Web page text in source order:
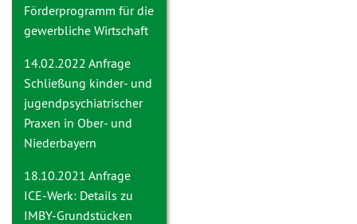
Förderprogramm für die
gewerbliche Wirtschaft
14.02.2022 Anfrage
Schließung kinder- und
jugendpsychiatrischer
Praxen in Ober- und
Niederbayern
18.10.2021 Anfrage
ICE-Werk: Details zu
IMBY-Grundstücken